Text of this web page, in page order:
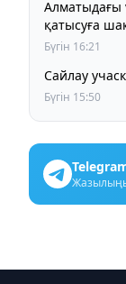
Алматыдағы
қатысуға
Бүгін 16:21
Сайлау
Бүгін 15:50